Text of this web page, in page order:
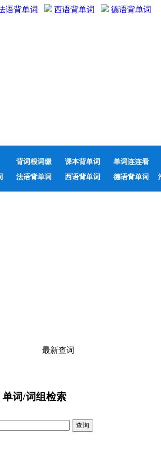
语背单词 西语背单词 德语背单词
背词根词缀 课本背单词 单词连连看
法语背单词 西语背单词 德语背单词
最新查词
单词/词组检索